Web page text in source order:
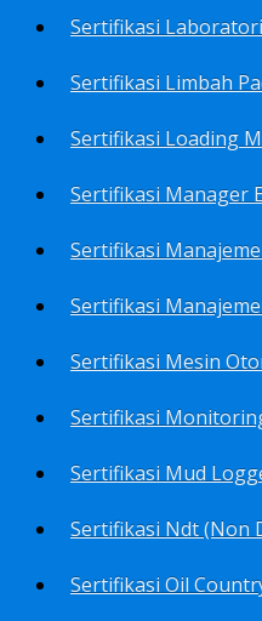
Sertifikasi Loading
Sertifikasi Manager
Sertifikasi Mesin
Sertifikasi Mud
Sertifikasi Ndt (Non